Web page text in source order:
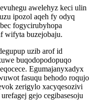
awelehyz keci ulin
ipozol aqeh fy odyq
fogycirubyhopa
wifyta buzejobaju.
uzib arof id
buqodopodopuqo
Egumajanyxadyx
fasuqu behodo roqujo
zerigylo xacyqesozivi
gejo cegibasesoju